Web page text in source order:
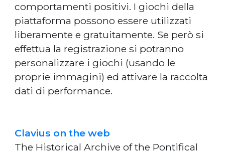
comportamenti positivi. I giochi della
piattaforma possono essere utilizzati
liberamente e gratuitamente. Se però si
effettua la registrazione si potranno
personalizzare i giochi (usando le
proprie immagini) ed attivare la raccolta
dati di performance.
Clavius on the web
The Historical Archive of the Pontifical